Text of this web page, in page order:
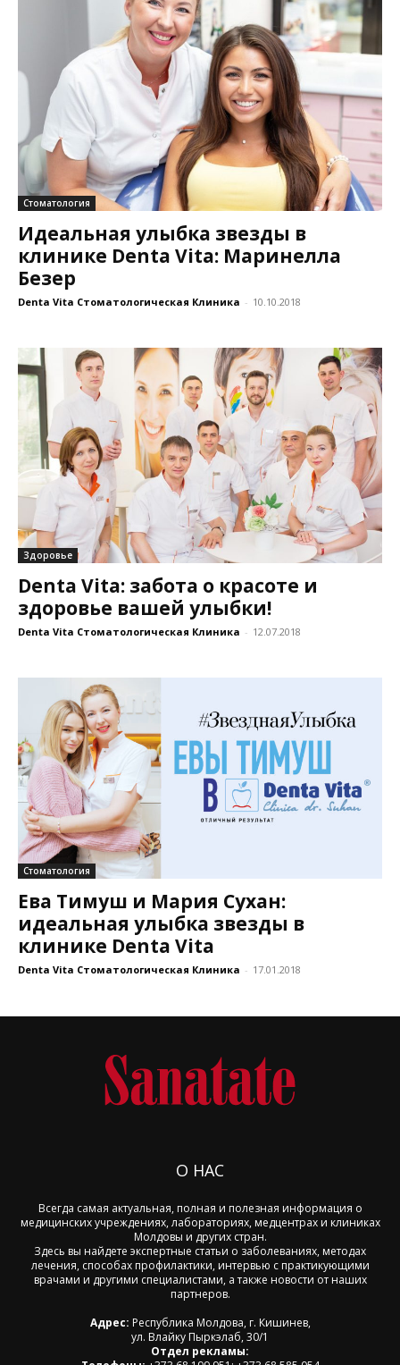
Стоматология
Идеальная улыбка звезды в
клинике Denta Vita: Маринелла
Безер
Denta Vita Стоматологическая Клиника - 10.10.2018
Здоровье
Denta Vita: забота о красоте и
здоровье вашей улыбки!
Denta Vita Стоматологическая Клиника - 12.07.2018
Стоматология
Ева Тимуш и Мария Сухан:
идеальная улыбка звезды в
клинике Denta Vita
Denta Vita Стоматологическая Клиника - 17.01.2018
О НАС
Всегда самая актуальная, полная и полезная информация о
медицинских учреждениях, лабораториях, медцентрах и клиниках
Молдовы и других стран.
Здесь вы найдете экспертные статьи о заболеваниях, методах
лечения, способах профилактики, интервью с практикующими
врачами и другими специалистами, а также новости от наших
партнеров.
Адрес: Республика Молдова, г. Кишинев,
ул. Влайку Пыркэлаб, 30/1
Отдел рекламы: